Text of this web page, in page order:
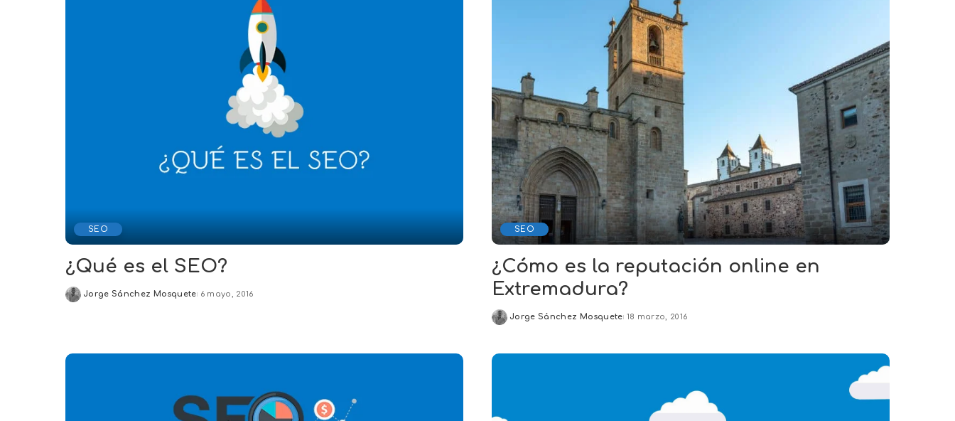
SEO
¿Qué es el SEO?
Posted
Jorge Sánchez Mosquete 6 mayo, 2016
SEO
¿Cómo es la reputación online en
Extremadura?
Posted
Jorge Sánchez Mosquete 18 marzo, 2016